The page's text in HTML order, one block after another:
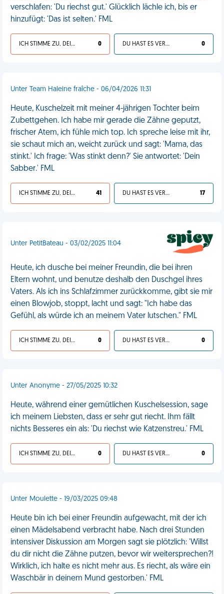
verschlafen: 'Du riechst gut.' Glücklich lächle ich, bis er
hinzufügt: 'Das ist selten.' FML
ICH STIMME ZU, DEIN LEBEN IST SCHEISSE 0 DU HAST ES VERDIENT 0
Unter Team Haleine fraîche - 06/04/2026 11:31
Heute, Kuschelzeit mit meiner 4-jährigen Tochter beim
Zubettgehen. Ich habe mir gerade die Zähne geputzt,
frischer Atem, ich fühle mich top. Ich spreche leise mit ihr,
sie schaut mich an, weicht zurück und sagt: 'Mama, das
stinkt.' Ich frage: 'Was stinkt denn?' Sie antwortet: 'Dein
Sabber.' FML
ICH STIMME ZU, DEIN LEBEN IST SCHEISSE 41 DU HAST ES VERDIENT 17
Unter PetitBateau - 03/02/2025 11:04
Heute, ich dusche bei meiner Freundin, die bei ihren
Eltern wohnt, und benutze deshalb den Duschgel ihres
Vaters. Als ich ins Schlafzimmer zurückkomme, gibt sie mir
einen Blowjob, stoppt, lacht und sagt: "Ich habe das
Gefühl, als würde ich an meinem Vater lutschen." FML
ICH STIMME ZU, DEIN LEBEN IST SCHEISSE 0 DU HAST ES VERDIENT 0
Unter Anonyme - 27/05/2025 10:32
Heute, während einer gemütlichen Kuschelsession, sage
ich meinem Liebsten, dass er sehr gut riecht. Ihm fällt
nichts Besseres ein als: 'Du riechst wie Katzenstreu.' FML
ICH STIMME ZU, DEIN LEBEN IST SCHEISSE 0 DU HAST ES VERDIENT 0
Unter Moulette - 19/03/2025 09:48
Heute bin ich bei einer Freundin aufgewacht, mit der ich
einen Mädelsabend verbracht habe. Nach drei Stunden
intensiver Diskussion am Morgen sagt sie plötzlich: 'Willst
du dir nicht die Zähne putzen, bevor wir weitersprechen?!
Wirklich, ich halte es nicht mehr aus. Es riecht, als wäre ein
Waschbär in deinem Mund gestorben.' FML